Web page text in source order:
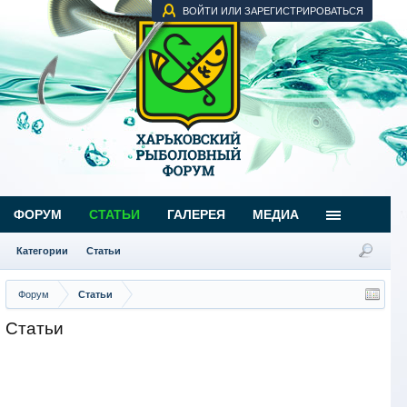
ВОЙТИ ИЛИ ЗАРЕГИСТРИРОВАТЬСЯ
Форум Статьи
Статьи
ФОРУМ СТАТЬИ
Категории Статьи
ГАЛЕРЕЯ МЕДИА